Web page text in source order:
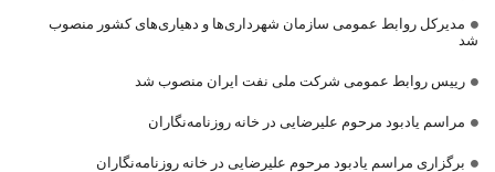
مدیرکل روابط عمومی سازمان شهرداری‌ها و دهیاری‌های کشور منصوب
شد
رییس روابط عمومی شرکت ملی نفت ایران منصوب شد
مراسم یادبود مرحوم علیرضایی در خانه روزنامه‌نگاران
برگزاری مراسم یادبود مرحوم علیرضایی در خانه روزنامه‌نگاران